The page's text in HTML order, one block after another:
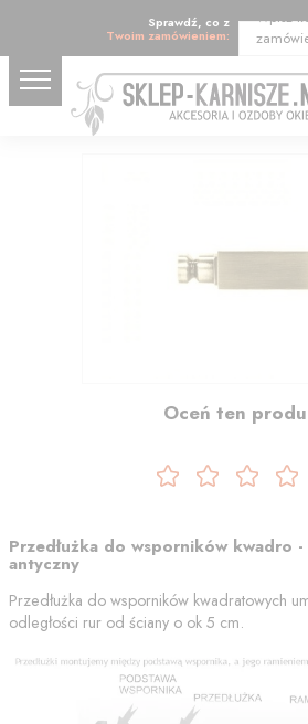
Sprawdź, co z
Twoim zamówieniem:
Wpisz
Oceń ten
Przedłużka do wsporników kwadro
antyczny
Przedłużka do wsporników kwadratowych
odległości rur od ściany o ok 5 cm.